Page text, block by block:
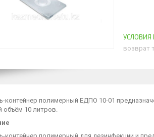
возврат
контейнер полимерный ЕДПО 10-01
объём 10 литров.